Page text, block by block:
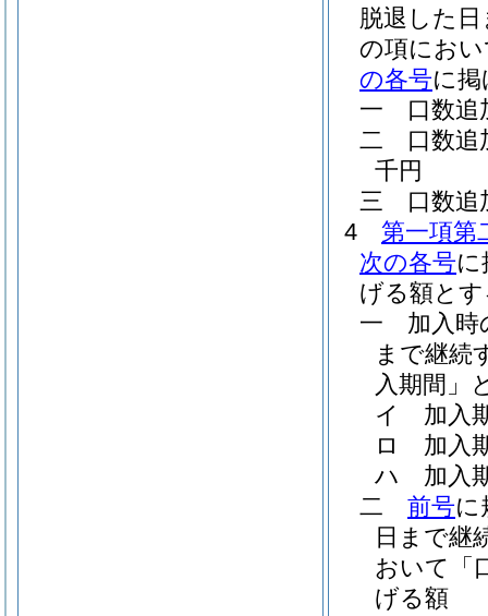
脱退した
の項にお
の各号に
一
口数追
二
口数追
千円
三
口数
4
第一項第
次の各号
げる額と
一
加入
まで継続
入期間」
イ
加入
ロ
加入
ハ
加入
二
前号に
日まで継
おいて「
げる額